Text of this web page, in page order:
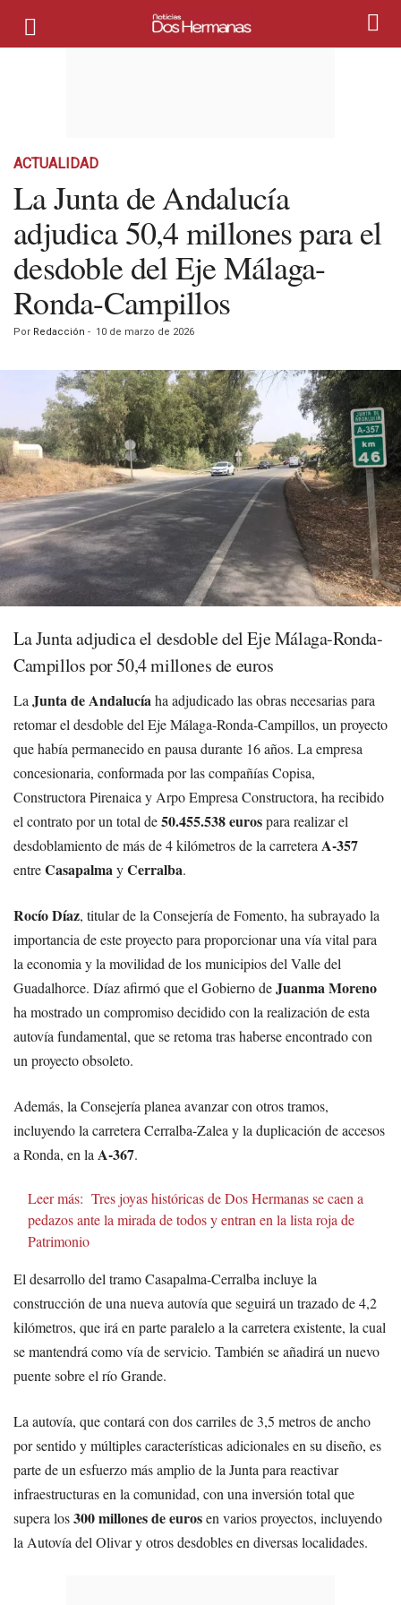
ACTUALIDAD
La Junta de Andalucía
adjudica 50,4 millones para el
desdoble del Eje Málaga-
Ronda-Campillos
Por Redacción - 10 de marzo de 2026
La Junta adjudica el desdoble del Eje Málaga-Ronda-
Campillos por 50,4 millones de euros
La Junta de Andalucíaha adjudicado las obras necesarias para
retomar el desdoble del Eje Málaga-Ronda-Campillos, un proyecto
que había permanecido en pausa durante 16 años. La empresa
concesionaria, conformada por las compañías Copisa,
Constructora Pirenaica y Arpo Empresa Constructora, ha recibido
el contrato por un total de50.455.538 eurospara realizar el
desdoblamiento de más de 4 kilómetros de la carretera A-357
entreCasapalmayCerralba.
Rocío Díaz, titular de la Consejería de Fomento, ha subrayado la
importancia de este proyecto para proporcionar una vía vital para
la economia y la movilidad de los municipios del Valle del
Guadalhorce. Díaz afirmó que el Gobierno deJuanma Moreno
ha mostrado un compromiso decidido con la realización de esta
autovía fundamental, que se retoma tras haberse encontrado con
un proyecto obsoleto.
Además, la Consejería planea avanzar con otros tramos,
incluyendo la carretera Cerralba-Zalea y la duplicación de accesos
a Ronda, en la A-367.
Leer más: Tres joyas históricas de Dos Hermanas se caen a
pedazos ante la mirada de todos y entran en la lista roja de
Patrimonio
El desarrollo del tramo Casapalma-Cerralba incluye la
construcción de una nueva autovía que seguirá un trazado de 4,2
kilómetros, que irá en parte paralelo a la carretera existente, la cual
se mantendrá como vía de servicio. También se añadirá un nuevo
puente sobre el río Grande.
La autovía, que contará con dos carriles de 3,5 metros de ancho
por sentido y múltiples características adicionales en su diseño, es
parte de un esfuerzo más amplio de la Junta para reactivar
infraestructuras en la comunidad, con una inversión total que
supera los300 millones de eurosen varios proyectos, incluyendo
la Autovía del Olivar y otros desdobles en diversas localidades.